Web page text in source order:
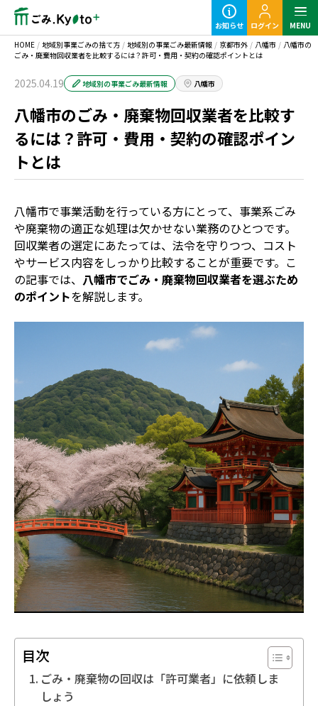
定期ごみのご利用の流れ
粗大ごみ回収のご利用の流れ
事業ごみの基本知識
お知らせ ログイン
MENU
HOME / 地域別事業ごみの捨て方 / 地域別の事業ごみ最新情報 / 京都市外 / 八幡市 / 八幡市の
ごみ・廃棄物回収業者を比較するには？許可・費用・契約の確認ポイントとは
2025.04.19 地域別の事業ごみ最新情報 八幡市
八幡市のごみ・廃棄物回収業者を比較す
るには？許可・費用・契約の確認ポイン
トとは
八幡市で事業活動を行っている方にとって、事業系ごみ
や廃棄物の適正な処理は欠かせない業務のひとつです。
回収業者の選定にあたっては、法令を守りつつ、コスト
やサービス内容をしっかり比較することが重要です。こ
の記事では、 八幡市でごみ・廃棄物回収業者を選ぶため
のポイントを解説します。
目次
ごみ・廃棄物の回収は「許可業者」に依頼しま
しょう